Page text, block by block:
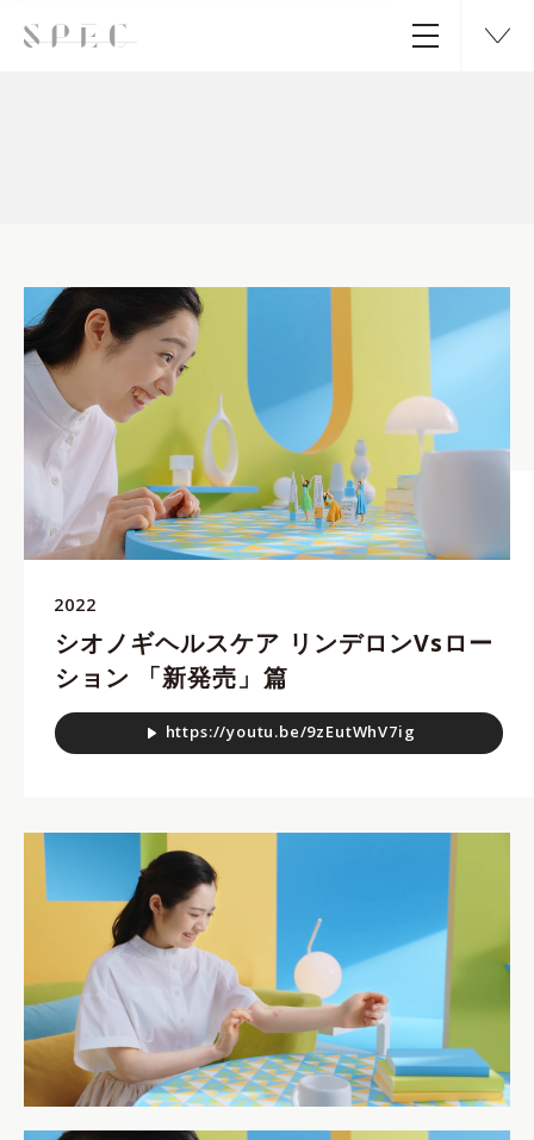
2022
シオノギヘルスケア リンデロンVsロー
ション 「新発売」篇
https://youtu.be/9zEutWhV7ig